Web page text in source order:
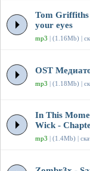
Tom Griffiths
your eyes
mp3 | (1.16Mb) |
OST
mp3 | (1.18Mb) |
In This
Wick -
mp3 | (1.4Mb) |